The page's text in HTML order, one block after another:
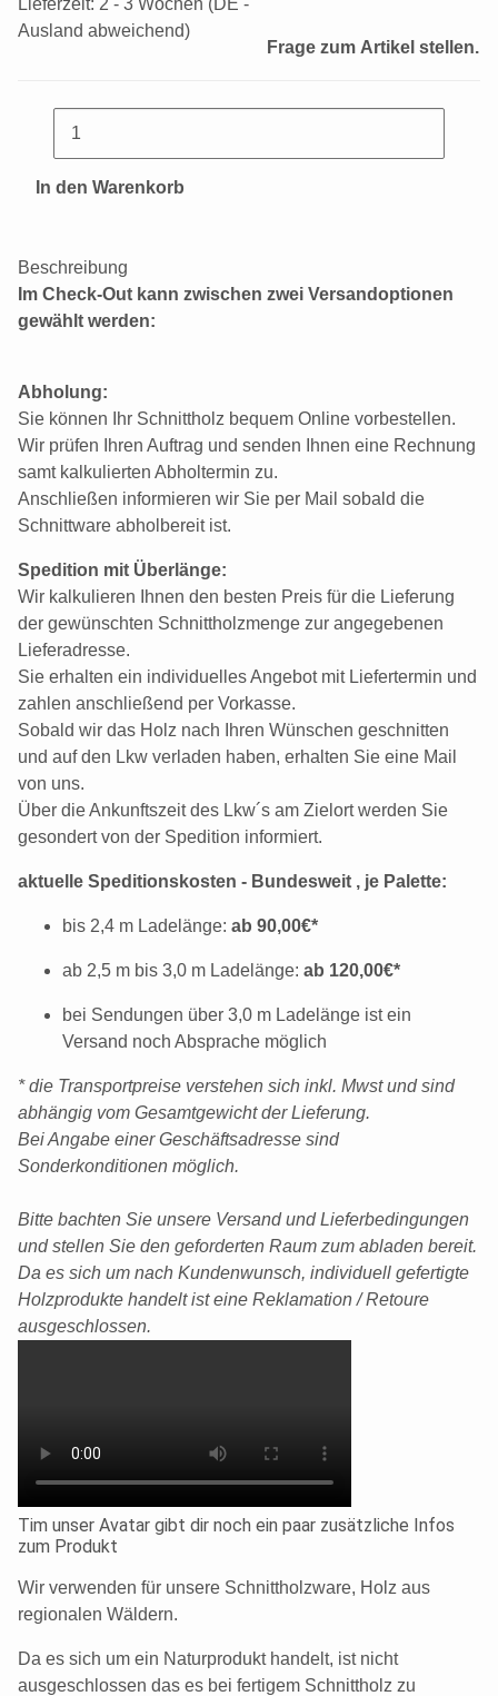
Ausland abweichend)
Frage zum Artikel stellen.
In den Warenkorb
Beschreibung
Im Check-Out kann zwischen zwei Versandoptionen
gewählt werden:
Abholung:
Sie können Ihr Schnittholz bequem Online vorbestellen.
Wir prüfen Ihren Auftrag und senden Ihnen eine Rechnung
samt kalkulierten Abholtermin zu.
Anschließen informieren wir Sie per Mail sobald die
Schnittware abholbereit ist.
Spedition mit Überlänge:
Wir kalkulieren Ihnen den besten Preis für die Lieferung
der gewünschten Schnittholzmenge zur angegebenen
Lieferadresse.
Sie erhalten ein individuelles Angebot mit Liefertermin und
zahlen anschließend per Vorkasse.
Sobald wir das Holz nach Ihren Wünschen geschnitten
und auf den Lkw verladen haben, erhalten Sie eine Mail
von uns.
Über die Ankunftszeit des Lkw´s am Zielort werden Sie
gesondert von der Spedition informiert.
aktuelle Speditionskosten - Bundesweit , je Palette:
bis 2,4 m Ladelänge: ab 90,00€*
ab 2,5 m bis 3,0 m Ladelänge: ab 120,00€*
bei Sendungen über 3,0 m Ladelänge ist ein
Versand noch Absprache möglich
* die Transportpreise verstehen sich inkl. Mwst und sind
abhängig vom Gesamtgewicht der Lieferung.
Bei Angabe einer Geschäftsadresse sind
Sonderkonditionen möglich.
Bitte bachten Sie unsere Versand und Lieferbedingungen
und stellen Sie den geforderten Raum zum abladen bereit.
Da es sich um nach Kundenwunsch, individuell gefertigte
Holzprodukte handelt ist eine Reklamation / Retoure
ausgeschlossen.
Tim unser Avatar gibt dir noch ein paar zusätzliche Infos
zum Produkt
Wir verwenden für unsere Schnittholzware, Holz aus
regionalen Wäldern.
Da es sich um ein Naturprodukt handelt, ist nicht
ausgeschlossen das es bei fertigem Schnittholz zu